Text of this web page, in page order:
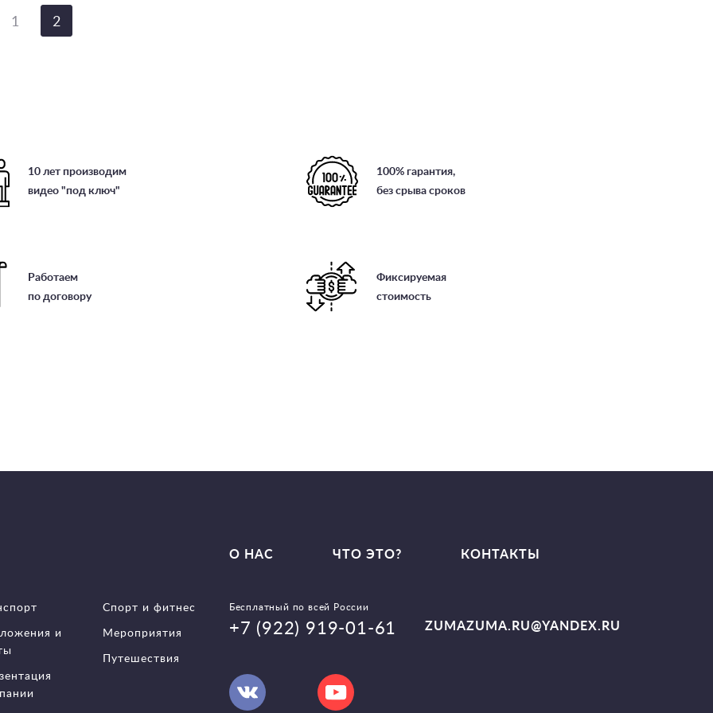
1 2
10 лет производим
видео "под ключ"
100% гарантия,
без срыва сроков
Работаем
по договору
Фиксируемая
стоимость
и
Спорт и фитнес
Мероприятия
Путешествия
О НАС ЧТО ЭТО? КОНТАКТЫ
Бесплатный по всей России
+7 (922) 919-01-61 ZUMAZUMA.RU@YANDEX.RU